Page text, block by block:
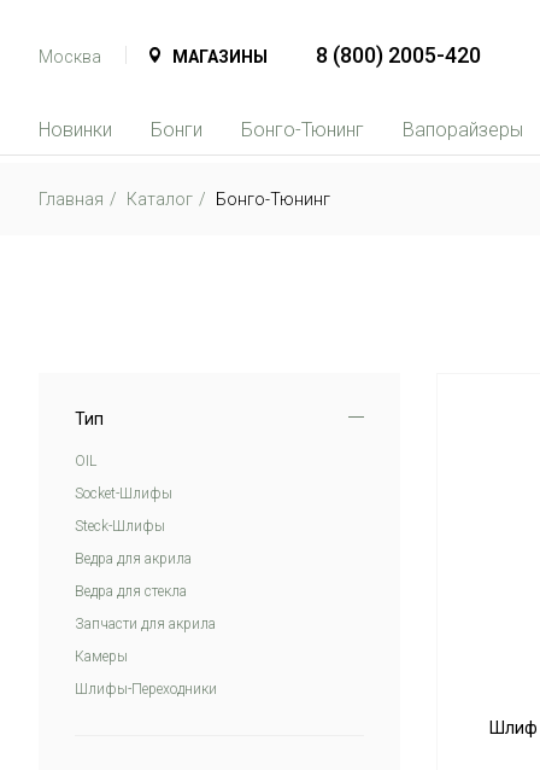
Москва МАГАЗИНЫ 8 (800) 2005-420
Новинки Бонги Бонго-Тюнинг Вапорайзеры
Главная Каталог Бонго-Тюнинг
Тип
OIL
Soсket-Шлифы
Steck-Шлифы
Ведра для акрила
Ведра для стекла
Запчасти для акрила
Камеры
Шлифы-Переходники
Шлиф